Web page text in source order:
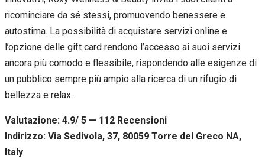
ricominciare da sé stessi, promuovendo benessere e
autostima. La possibilità di acquistare servizi online e
l’opzione delle gift card rendono l’accesso ai suoi servizi
ancora più comodo e flessibile, rispondendo alle esigenze di
un pubblico sempre più ampio alla ricerca di un rifugio di
bellezza e relax.
Valutazione: 4.9/ 5 — 112 Recensioni
Indirizzo: Via Sedivola, 37, 80059 Torre del Greco NA,
Italy